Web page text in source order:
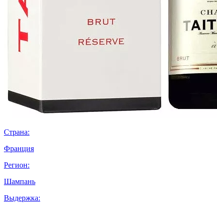
Страна:
Франция
Регион:
Шампань
Выдержка: